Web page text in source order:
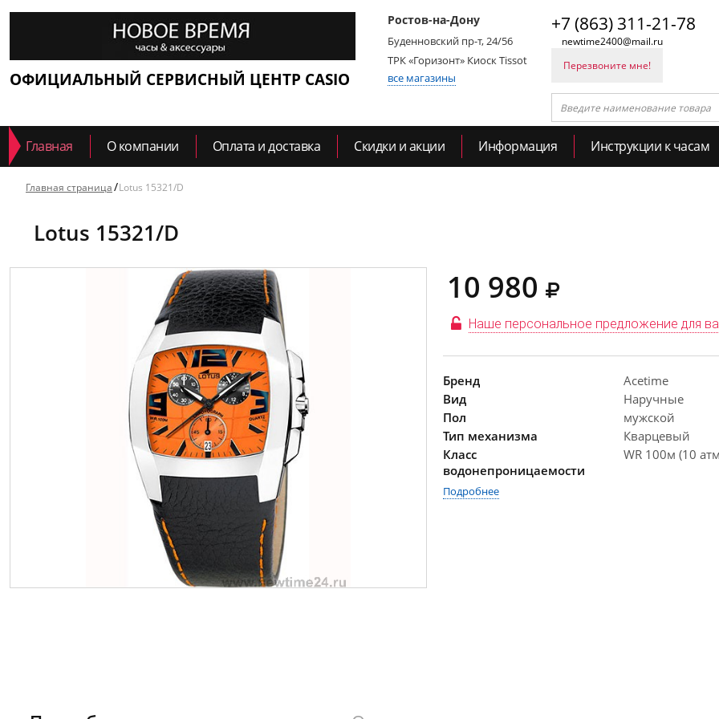
ОФИЦИАЛЬНЫЙ СЕРВИСНЫЙ ЦЕНТР CASIO
Ростов-на-Дону
Буденновский пр-т, 24/56
ТРК «Горизонт» Киоск Tissot
все магазины
+7 (863) 311-21-78
newtime2400@mail.ru
Перезвоните мне!
Главная О компании Оплата и доставка Скидки и акции Информация Инструкции к часам
Главная страница Lotus 15321/D
Lotus 15321/D
10 980
Наше персональное предложение для
Бренд
Acetime
Вид
Наручные
Пол
мужской
Тип механизма
Кварцевый
Класс
водонепроницаемости
WR 100м (10
Подробнее